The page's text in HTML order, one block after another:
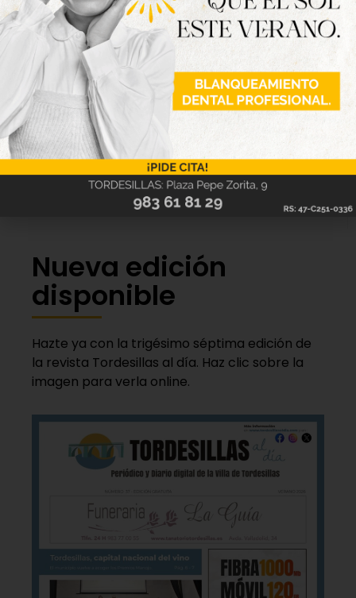
Aarón (Hodei, min.85).
Goles:1-0: José Colás, min.89
Árbitro:
Frey Domínguez (El Bierzo). Amonestó a
los locales José Colás, Fer, Adrián Ferreras y
Abraham y expulsó por doble amarilla al visitante
Asier.
Incidencias:partido correspondiente a la jornada
24 en el Grupo VIII de 3ª RFEF disputado en Las
Salinas ante unos 350 espectadores.
Nueva edición
disponible
Hazte ya con la trigésimo séptima edición de
la revista Tordesillas al día. Haz clic sobre la
imagen para verla online.